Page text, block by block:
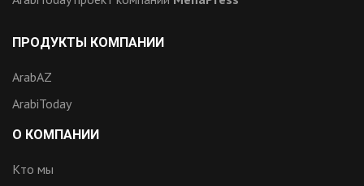
ПРОДУКТЫ КОМПАНИИ
ArabAZ
ArabiToday
О КОМПАНИИ
Кто мы